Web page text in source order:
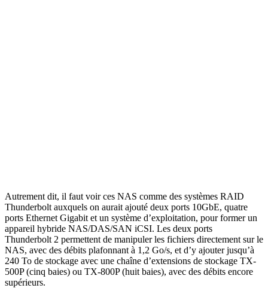
Autrement dit, il faut voir ces NAS comme des systèmes RAID
Thunderbolt auxquels on aurait ajouté deux ports 10GbE, quatre
ports Ethernet Gigabit et un système d’exploitation, pour former un
appareil hybride NAS/DAS/SAN iCSI. Les deux ports
Thunderbolt 2 permettent de manipuler les fichiers directement sur le
NAS, avec des débits plafonnant à 1,2 Go/s, et d’y ajouter jusqu’à
240 To de stockage avec une chaîne d’extensions de stockage TX-
500P (cinq baies) ou TX-800P (huit baies), avec des débits encore
supérieurs.